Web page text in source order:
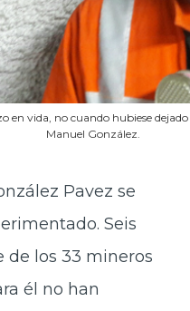
en vida, no cuando hubiese
Manuel González.
Pavez se
Seis
de los 33 mineros
él no han